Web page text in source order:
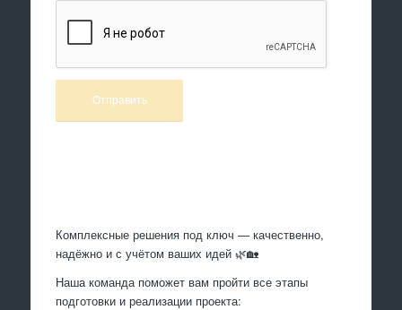
Комплексные решения под ключ — качественно,
надёжно и с учётом ваших идей 🌿🏡
Наша команда поможет вам пройти все этапы
подготовки и реализации проекта: